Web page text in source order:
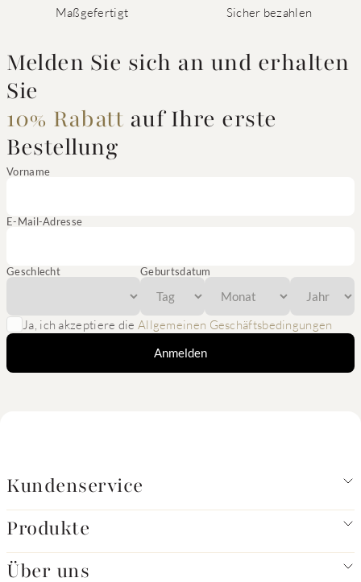
Maßgefertigt Sicher bezahlen
Melden Sie sich an und erhalten
Sie
10% Rabatt auf Ihre erste
Bestellung
Vorname
E-Mail-Adresse
Geschlecht Geburtsdatum
Ja, ich akzeptiere die Allgemeinen Geschäftsbedingungen
Anmelden
Kundenservice
Produkte
Über uns